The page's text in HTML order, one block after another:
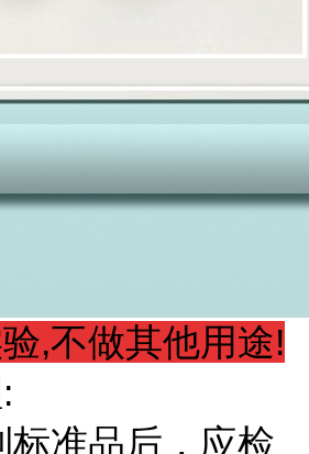
,不做其他用途!
标准品后，应检